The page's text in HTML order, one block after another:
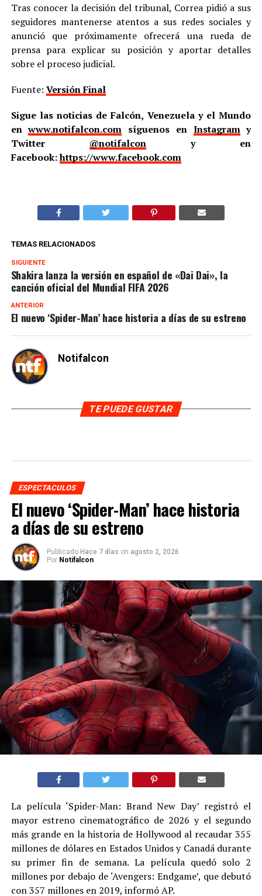
Tras conocer la decisión del tribunal, Correa pidió a sus
seguidores mantenerse atentos a sus redes sociales y
anunció que próximamente ofrecerá una rueda de
prensa para explicar su posición y aportar detalles
sobre el proceso judicial.
Fuente: Versión Final
Sigue las noticias de Falcón, Venezuela y el Mundo
enwww.notifalcon.com síguenos en Instagramy
Twitter @notifalcony en
Facebook:https://www.facebook.com
TEMAS RELACIONADOS
SIGUIENTE
Shakira lanza la versión en español de «Dai Dai», la
canción oficial del Mundial FIFA 2026
ANTERIOR
El nuevo ‘Spider-Man’ hace historia a días de su estreno
Notifalcon
TE PUEDE GUSTAR
ESPECTACULOS
El nuevo ‘Spider-Man’ hace historia
a días de su estreno
Publicado Hace 7 días on agosto 2, 2026
Por Notifalcon
La película ‘Spider-Man: Brand New Day’ registró el
mayor estreno cinematográfico de 2026 y el segundo
más grande en la historia de Hollywood al recaudar 355
millones de dólares en Estados Unidos y Canadá durante
su primer fin de semana. La película quedó solo 2
millones por debajo de ‘Avengers: Endgame’, que debutó
con 357 millones en 2019, informó AP.